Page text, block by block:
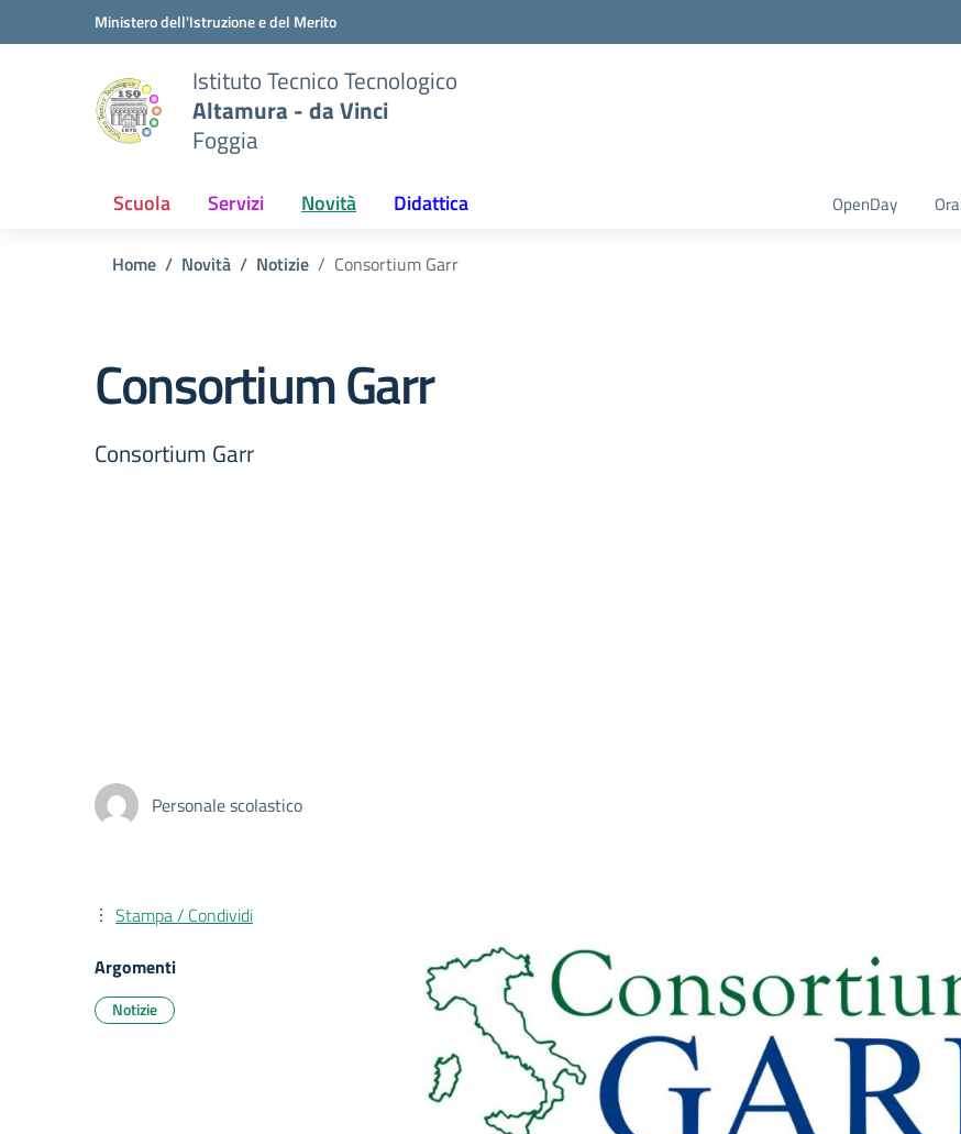
Vai ai contenuti
Vai al menu di navigazioneMinistero dell'Istruzione e del Merito
Istituto Tecnico Tecnologico
Altamura - da Vinci
Foggia
Scuola Servizi Novità Didattica OpenDay
Home Novità Notizie Consortium Garr
Consortium Garr
Consortium Garr
Personale scolastico
Stampa / Condividi
Argomenti
Notizie